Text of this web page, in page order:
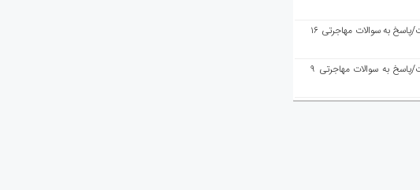
هفته‌نامه مهاجرت/پاسخ به سوالات مهاجرتی ۱۶
هفته‌نامه مهاجرت/پاسخ به سوالات مهاجرتی ۹